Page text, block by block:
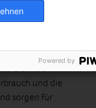
„SG ready“
Dennoch
und die
sorgen für
Powered by